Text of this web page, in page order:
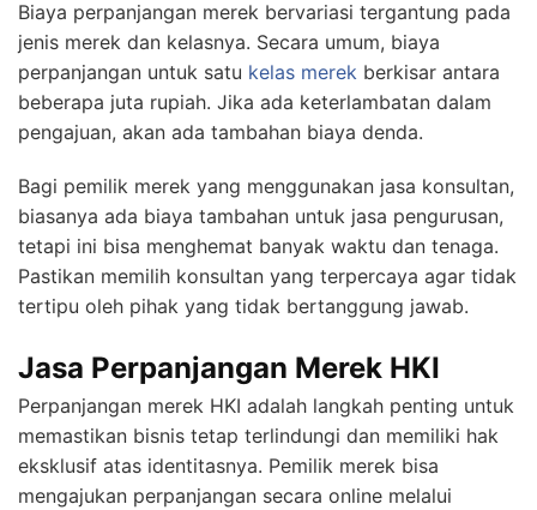
Biaya perpanjangan merek bervariasi tergantung pada
jenis merek dan kelasnya. Secara umum, biaya
perpanjangan untuk satu kelas merek berkisar antara
beberapa juta rupiah. Jika ada keterlambatan dalam
pengajuan, akan ada tambahan biaya denda.
Bagi pemilik merek yang menggunakan jasa konsultan,
biasanya ada biaya tambahan untuk jasa pengurusan,
tetapi ini bisa menghemat banyak waktu dan tenaga.
Pastikan memilih konsultan yang terpercaya agar tidak
tertipu oleh pihak yang tidak bertanggung jawab.
Jasa Perpanjangan Merek HKI
Perpanjangan merek HKI adalah langkah penting untuk
memastikan bisnis tetap terlindungi dan memiliki hak
eksklusif atas identitasnya. Pemilik merek bisa
mengajukan perpanjangan secara online melalui